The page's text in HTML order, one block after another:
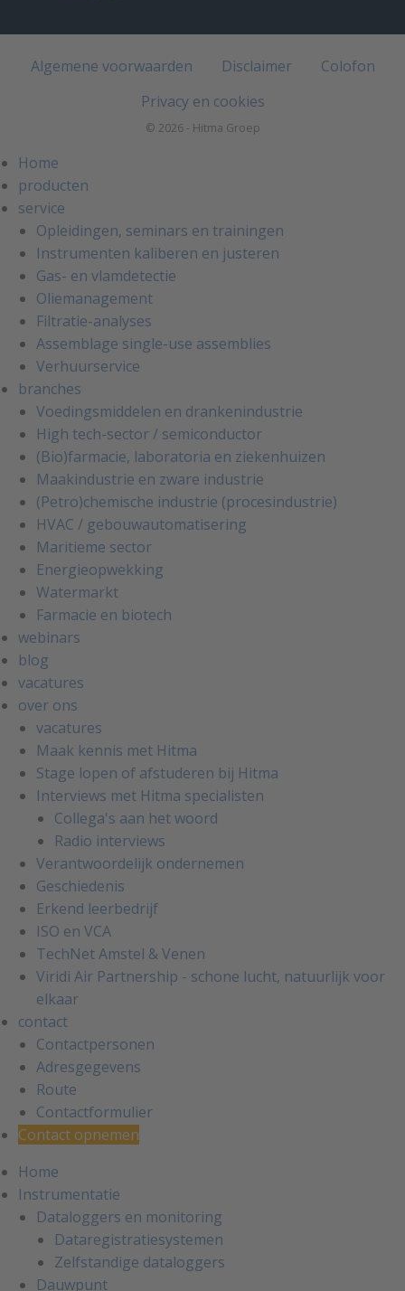
Algemene voorwaarden Disclaimer
Colofon
Privacy en cookies
© 2026 - Hitma Groep
Home
producten
service
Opleidingen, seminars en trainingen
Instrumenten kaliberen en justeren
Gas- en vlamdetectie
Oliemanagement
Filtratie-analyses
Assemblage single-use assemblies
Verhuurservice
branches
Voedingsmiddelen en drankenindustrie
High tech-sector / semiconductor
(Bio)farmacie, laboratoria en ziekenhuizen
Maakindustrie en zware industrie
(Petro)chemische industrie (procesindustrie)
HVAC / gebouwautomatisering
Maritieme sector
Energieopwekking
Watermarkt
Farmacie en biotech
webinars
blog
vacatures
over ons
vacatures
Maak kennis met Hitma
Stage lopen of afstuderen bij Hitma
Interviews met Hitma specialisten
Collega's aan het woord
Radio interviews
Verantwoordelijk ondernemen
Geschiedenis
Erkend leerbedrijf
ISO en VCA
TechNet Amstel & Venen
Viridi Air Partnership - schone lucht, natuurlijk voor
elkaar
contact
Contactpersonen
Adresgegevens
Route
Contactformulier
Contact opnemen
Home
Instrumentatie
Dataloggers en monitoring
Dataregistratiesystemen
Zelfstandige dataloggers
Dauwpunt